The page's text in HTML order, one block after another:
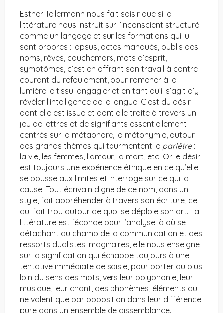
Esther Tellermann nous fait saisir que si la
littérature nous instruit sur l’inconscient structuré
comme un langage et sur les formations qui lui
sont propres : lapsus, actes manqués, oublis des
noms, rêves, cauchemars, mots d’esprit,
symptômes, c’est en offrant son travail à contre-
courant du refoulement, pour ramener à la
lumière le tissu langagier et en tant qu’il s’agit d’y
révéler l’intelligence de la langue. C’est du désir
dont elle est issue et dont elle traite à travers un
jeu de lettres et de signifiants essentiellement
centrés sur la métaphore, la métonymie, autour
des grands thèmes qui tourmentent le parlêtre :
la vie, les femmes, l’amour, la mort, etc. Or le désir
est toujours une expérience éthique en ce qu’elle
se pousse aux limites et interroge sur ce qui la
cause. Tout écrivain digne de ce nom, dans un
style, fait appréhender à travers son écriture, ce
qui fait trou autour de quoi se déploie son art. La
littérature est féconde pour l’analyse là où se
détachant du champ de la communication et des
ressorts dualistes imaginaires, elle nous enseigne
sur la signification qui échappe toujours à une
tentative immédiate de saisie, pour porter au plus
loin du sens des mots, vers leur polyphonie, leur
musique, leur chant, des phonèmes, éléments qui
ne valent que par opposition dans leur différence
pure dans un ensemble de dissemblance.